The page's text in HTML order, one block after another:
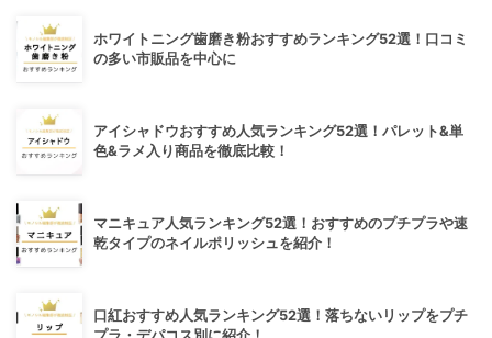
ホワイトニング歯磨き粉おすすめランキング52選！口コミ
の多い市販品を中心に
アイシャドウおすすめ人気ランキング52選！パレット&単
色&ラメ入り商品を徹底比較！
マニキュア人気ランキング52選！おすすめのプチプラや速
乾タイプのネイルポリッシュを紹介！
口紅おすすめ人気ランキング52選！落ちないリップをプチ